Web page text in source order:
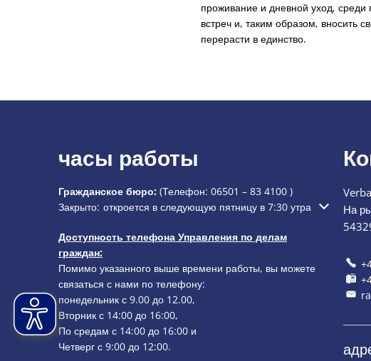
проживание и дневной уход, среди
встреч и, таким образом, вносить
перерасти в единство.
часы работы
Гражданское бюро: (Телефон: 06501 – 83 4100 )
Нажмите, чтобы скрыть дополнительное время открытия или
Закрыто: откроется в следующую пятницу в 7:30 утра
Доступность телефона Управления по делам
граждан:
Помимо указанного выше времени работы, вы можете
связаться с нами по телефону:
понедельник с 9.00 до 12.00,
Вторник с 14:00 до 16:00,
По средам с 14:00 до 16:00 и
Четверг с 9:00 до 12:00.
На